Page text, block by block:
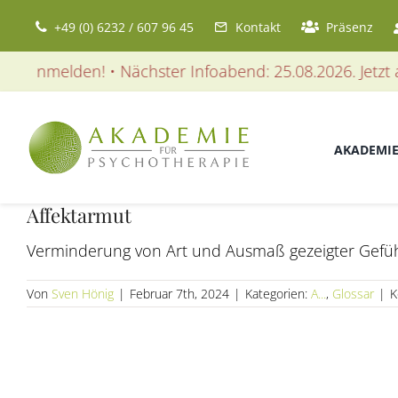
Inhalt
springen
+49 (0) 6232 / 607 96 45 Kontakt Präsenz
• Nächster Infoabend: 25.08.2026. Jetzt
AKADEMIE
Affektarmut
Verminderung von Art und Ausmaß gezeigter
Von Sven Hönig | Februar 7th, 2024 | Kategorien: A..., Glossar |